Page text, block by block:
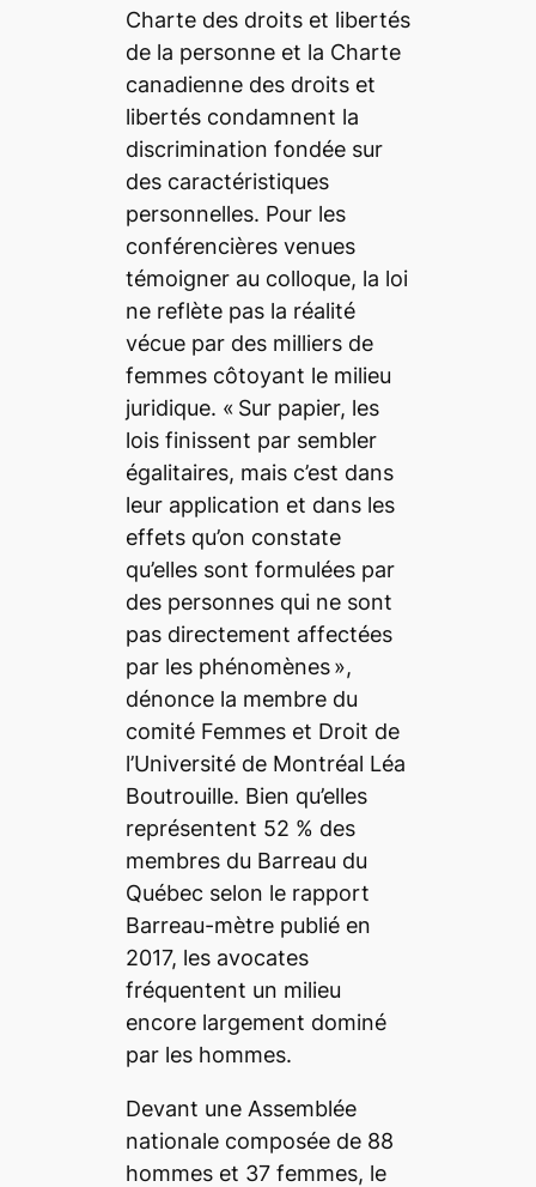
Charte des droits et libertés
de la personne et la Charte
canadienne des droits et
libertéscondamnent la
discrimination fondée sur
des caractéristiques
personnelles. Pour les
conférencières venues
témoigner au colloque, la loi
ne reflète pas la réalité
vécue par des milliers de
femmes côtoyant le milieu
juridique. « Sur papier, les
lois finissent par sembler
égalitaires, mais c’est dans
leur application et dans les
effets qu’on constate
qu’elles sont formulées par
des personnes qui ne sont
pas directement affectées
par les phénomènes»,
dénonce la membre du
comité Femmes et Droit de
l’Université de Montréal Léa
Boutrouille. Bien qu’elles
représentent 52 % des
membres du Barreau du
Québec selon le rapport
Barreau-mètre publié en
2017, les avocates
fréquentent un milieu
encore largement dominé
par les hommes.
Devant une Assemblée
nationale composée de 88
hommes et 37 femmes, le